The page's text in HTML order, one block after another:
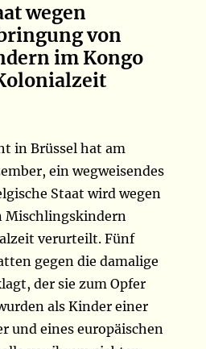
wegen
von
im Kongo
in Brüssel hat am
ein wegweisendes
Staat wird wegen
Mischlingskindern
verurteilt. Fünf
gegen die damalige
der sie zum Opfer
als Kinder einer
und eines europäischen